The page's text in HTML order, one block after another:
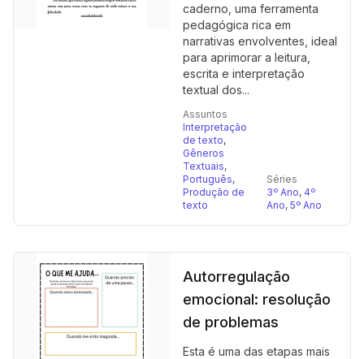
caderno, uma ferramenta
pedagógica rica em
narrativas envolventes, ideal
para aprimorar a leitura,
escrita e interpretação
textual dos...
Assuntos
Interpretação
de texto,
Gêneros
Textuais,
Português,
Produção de
texto
Séries
3º Ano, 4º
Ano, 5º Ano
Autorregulação
emocional: resolução
de problemas
Esta é uma das etapas mais